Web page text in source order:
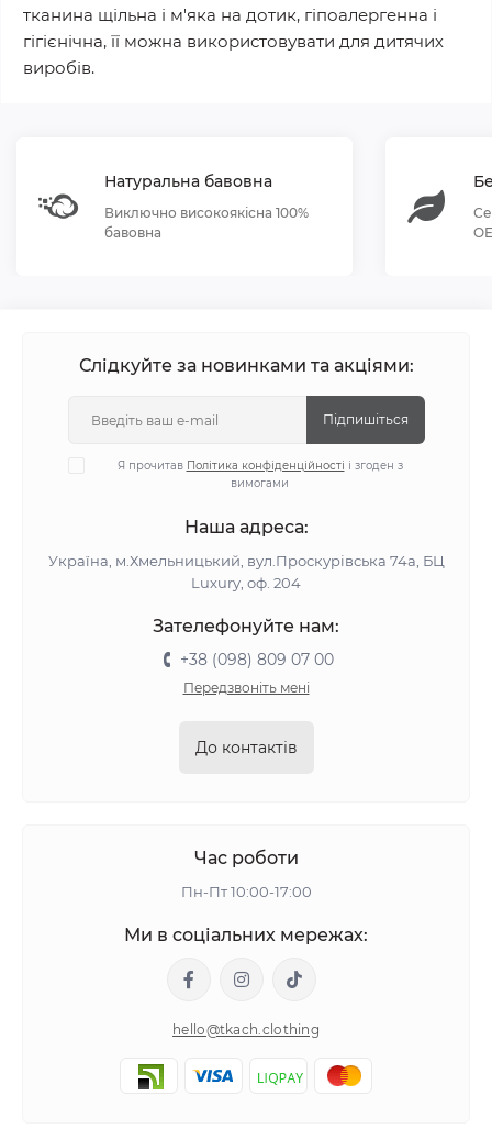
тканина щільна і м'яка на дотик, гіпоалергенна і
гігієнічна, її можна використовувати для дитячих
виробів.
Натуральна бавовна
Виключно високоякісна 100%
бавовна
Слідкуйте за новинками та акціями:
Підпишіться
Я прочитав Політика конфіденційності і згоден з
вимогами
Наша адреса:
Україна, м.Хмельницький, вул.Проскурівська 74а, БЦ
Luxury, оф. 204
Зателефонуйте нам:
+38 (098) 809 07 00
Передзвоніть мені
До контактів
Час роботи
Пн-Пт 10:00-17:00
Ми в соціальних мережах:
hello@tkach.clothing